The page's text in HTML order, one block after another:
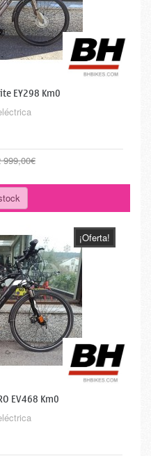
EY298 Km0
999,00€
¡Oferta!
EV468 Km0